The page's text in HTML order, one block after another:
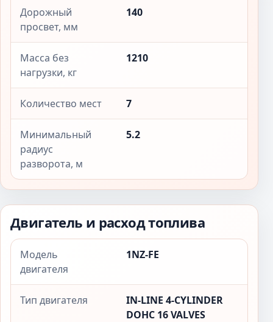
Дорожный
просвет, мм
140
Масса без
нагрузки, кг
1210
Количество мест 7
Минимальный
радиус
разворота, м
5.2
Двигатель и расход топлива
Модель
двигателя
1NZ-FE
Тип двигателя
IN-LINE 4-CYLINDER
DOHC 16 VALVES